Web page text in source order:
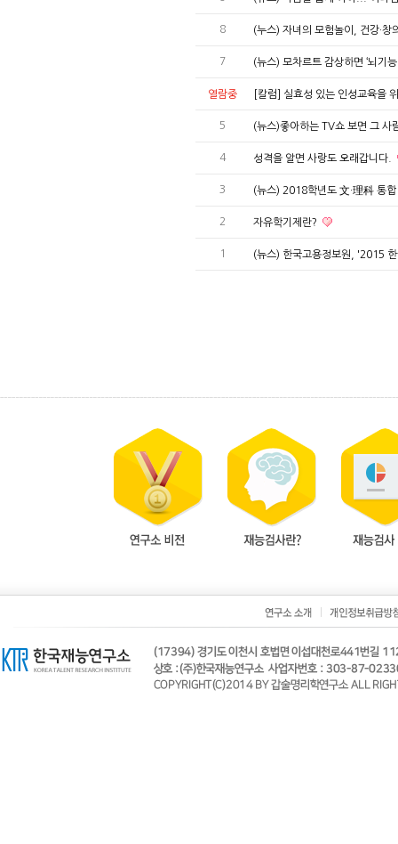
8 (누스) 자녀의 모험놀이, 건강·
7 (뉴스) 모차르트 감상하면 ‘뇌기
열람중 [칼럼] 실효성 있는 인성교육을
5 (뉴스)좋아하는 TV쇼 보면 그 사
4 성격을 알면 사랑도 오래갑니다.
3 (뉴스) 2018학년도 文·理科 통
2 자유학기제란?
1 (뉴스) 한국고용정보원, '2015